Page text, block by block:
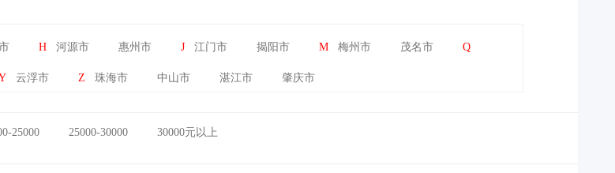
H 河源市 惠州市 J 江门市 揭阳市 M 梅州市 茂名市 Q
云浮市 Z 珠海市 中山市 湛江市 肇庆市
25000 25000-30000 30000元以上